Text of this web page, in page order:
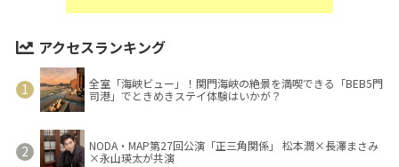
アクセスランキング
全室「海峡ビュー」！関門海峡の絶景を満喫できる「BEB5門
司港」でときめきステイ体験はいかが？
NODA・MAP第27回公演「正三角関係」 松本潤×長澤まさみ
×永山瑛太が共演